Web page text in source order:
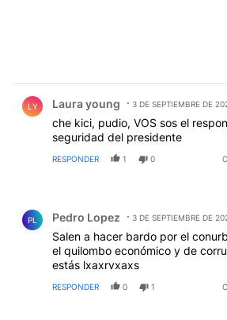
LY Laura young 3 DE SEPTIEMBRE DE
che kici, pudio, VOS sos el
seguridad del presidente
RESPONDER 1 0
PL Pedro Lopez 3 DE SEPTIEMBRE DE
Salen a hacer bardo por el
el quilombo económico y de
estás lxaxrvxaxs
RESPONDER 0 1